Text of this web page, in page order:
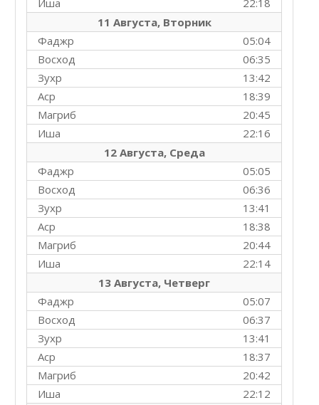
22:18
Иша
11 Августа, Вторник
05:04
Фаджр
06:35
Восход
13:42
Зухр
18:39
Аср
20:45
Магриб
22:16
Иша
12 Августа, Среда
05:05
Фаджр
06:36
Восход
13:41
Зухр
18:38
Аср
20:44
Магриб
22:14
Иша
13 Августа, Четверг
05:07
Фаджр
06:37
Восход
13:41
Зухр
18:37
Аср
20:42
Магриб
22:12
Иша